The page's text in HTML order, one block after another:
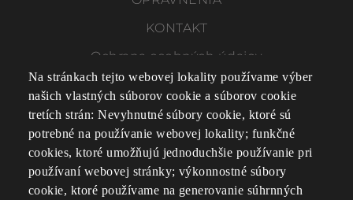
Na stránkach tejto webovej lokality používame výber
našich vlastných súborov cookie a súborov cookie
tretích strán: Nevyhnutné súbory cookie, ktoré sú
potrebné na používanie webovej lokality; funkčné
cookies, ktoré umožňujú jednoduchšie používanie pri
používaní webovej stránky; výkonnostné súbory
cookie, ktoré používame na generovanie súhrnných
KONTAKT
Ochrana osobných údajov
Cookies
Adresa
ELBEVA, s.r.o.